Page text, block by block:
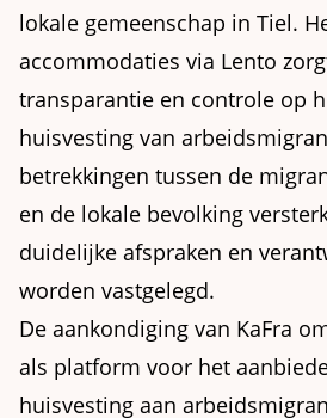
lokale gemeenschap in Tiel.
accommodaties via Lento
transparantie en controle op
huisvesting van
betrekkingen tussen de
en de lokale bevolking
duidelijke afspraken en
worden vastgelegd.
De aankondiging van KaFra
als platform voor het
huisvesting aan